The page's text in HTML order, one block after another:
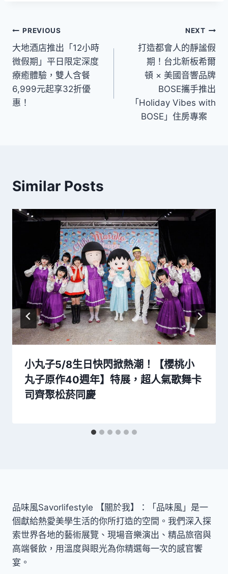
文
章
導
覽
PREVIOUS
大地酒店推出「12小時
微假期」平日限定深度
療癒體驗，雙人含餐
6,999元起享32折優
惠！
NEXT
打造都會人的靜謐假
期！台北新板希爾
頓 × 美國音響品牌
BOSE攜手推出
「Holiday Vibes with
BOSE」住房專案
Similar Posts
小丸子5/8生日快閃掀熱潮！【櫻桃小
丸子原作40週年】特展，超人氣歌舞卡
司齊聚松菸同慶
品味風Savorlifestyle 【關於我】：「品味風」是一
個獻給熱愛美學生活的你所打造的空間。我們深入探
索世界各地的藝術展覽、現場音樂演出、精品旅宿與
高端餐飲，用溫度與眼光為你精選每一次的感官饗
宴。